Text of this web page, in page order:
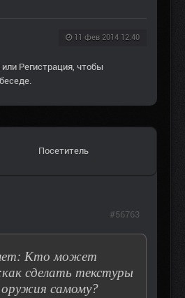
11 фев 2014 12:40
или Регистрация , чтобы
Посетитель
Кто может
сделать текстуры
самому?
#56763